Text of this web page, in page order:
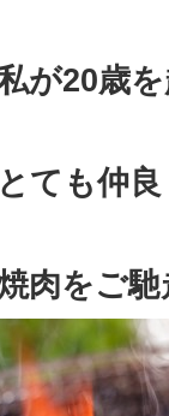
が20歳
とても仲
肉をご